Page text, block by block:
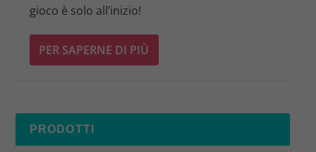
gioco è solo all’inizio!
PER SAPERNE DI PIÙ
PRODOTTI